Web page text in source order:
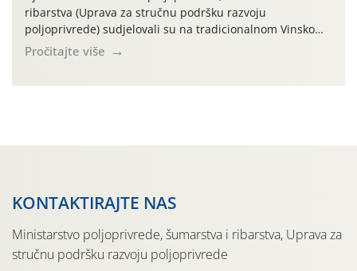
ribarstva (Uprava za stručnu podršku razvoju
poljoprivrede) sudjelovali su na tradicionalnom Vinskom
forumu, održanom 24.07.2026. godine u Domu vinarske
tradicije u Putnikovićima na poluotoku Pelješcu, u
Pročitajte više
KONTAKTIRAJTE NAS
Ministarstvo poljoprivrede, šumarstva i ribarstva, Uprava za
stručnu podršku razvoju poljoprivrede